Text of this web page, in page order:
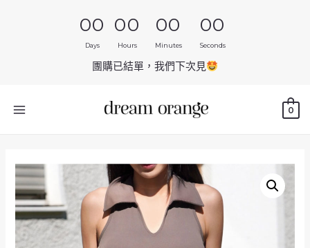
00
Days
00
Hours
00
Minutes
00
Seconds
團購已結單，我們下次見
0